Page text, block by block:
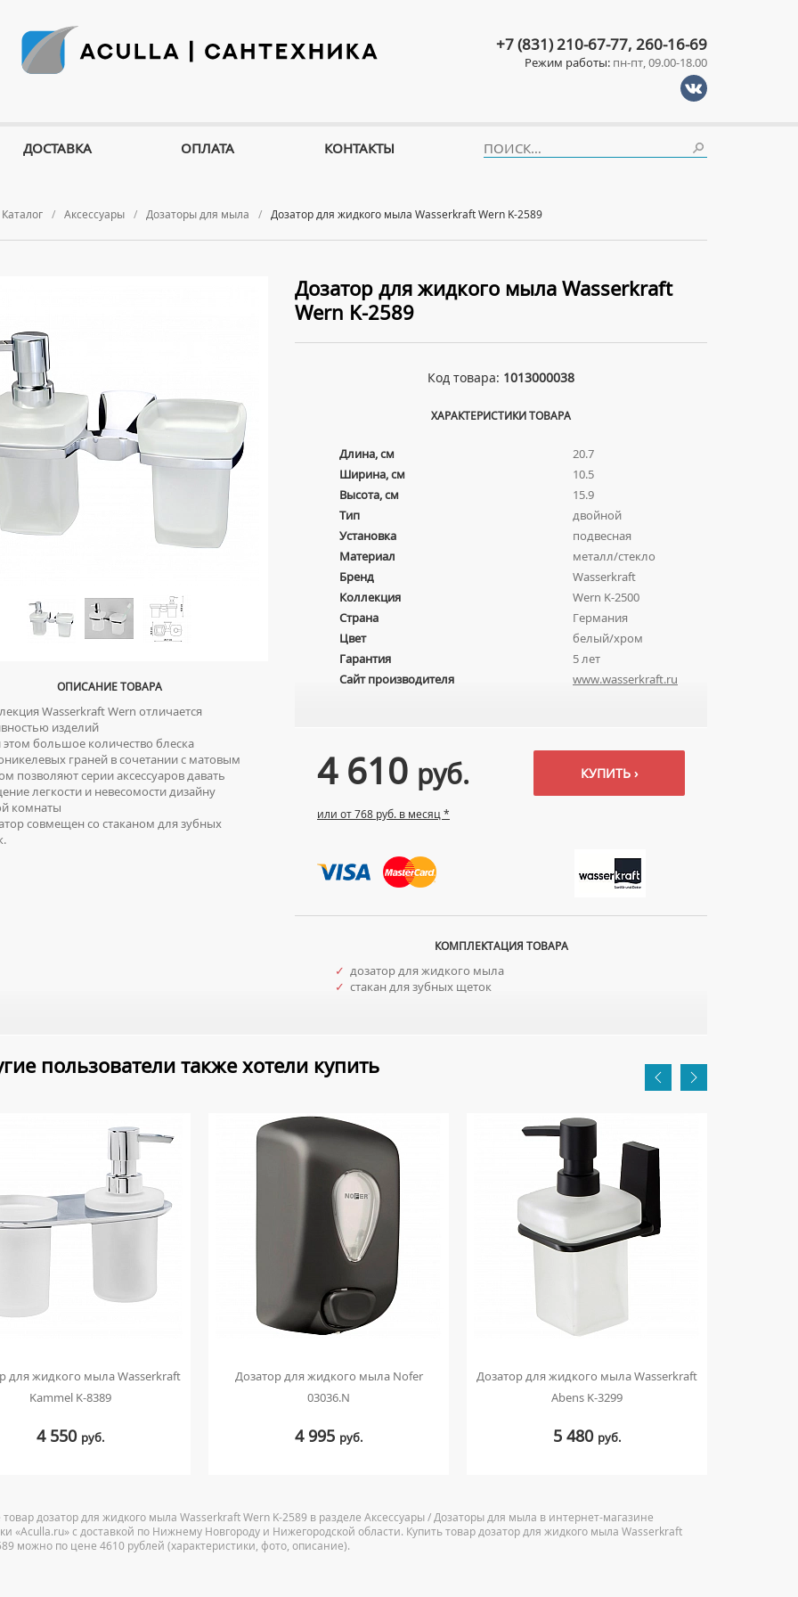
Каталог Аксессуары Дозаторы для мыла Дозатор для жидкого мыла Wasserkraft Wern K-2589
ОПИСАНИЕ ТОВАРА
Wasserkraft Wern отличается
изделий
большое количество блеска
граней в сочетании с матовым
позволяют серии аксессуаров давать
легкости и невесомости дизайну
комнаты
совмещен со стаканом для зубных
Дозатор для жидкого мыла Wasserkraft
Wern K-2589
Код товара: 1013000038
ХАРАКТЕРИСТИКИ ТОВАРА
Длина, см
20.7
Ширина, см
10.5
Высота, см
15.9
Тип
двойной
Установка
подвесная
Материал
металл/стекло
Бренд
Wasserkraft
Коллекция
Wern K-2500
Страна
Германия
Цвет
белый/хром
Гарантия
5 лет
Сайт производителя
www.wasserkraft.ru
4 610 руб.
или от 768 руб. в месяц *
КУПИТЬ ›
КОМПЛЕКТАЦИЯ ТОВАРА
✓ дозатор для жидкого мыла
✓ стакан для зубных щеток
пользователи также хотели купить
для жидкого мыла Wasserkraft
Kammel K-8389
4 550 руб.
Дозатор для жидкого мыла Nofer
03036.N
4 995 руб.
Дозатор для жидкого мыла Wasserkraft
Abens K-3299
5 480 руб.
дозатор для жидкого мыла Wasserkraft Wern K-2589 в разделе Аксессуары / Дозаторы для мыла в интернет-магазине
«Aculla.ru» с доставкой по Нижнему Новгороду и Нижегородской области. Купить товар дозатор для жидкого мыла Wasserkraft
можно по цене 4610 рублей (характеристики, фото, описание).
+7 (831) 210-67-77, 260-16-69
Режим работы: пн-пт, 09.00-18.00
ДОСТАВКА ОПЛАТА КОНТАКТЫ